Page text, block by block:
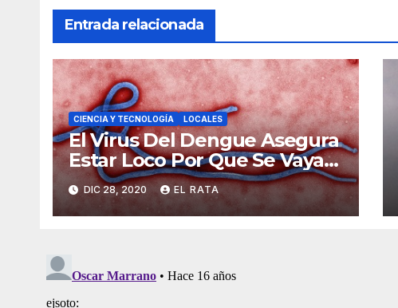
Entrada relacionada
CIENCIA Y TECNOLOGÍA LOCALES
El Virus Del Dengue Asegura
Estar Loco Por Que Se Vaya
Su Primo Vividor, El COVID-19
DIC 28, 2020 EL RATA